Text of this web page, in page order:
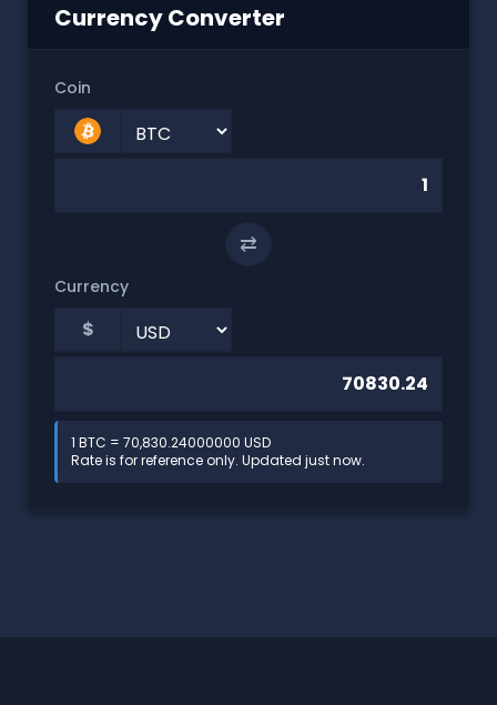
Currency Converter
Coin
⇄
Currency
$
1 BTC = 70,830.24000000 USD
Rate is for reference only. Updated just now.